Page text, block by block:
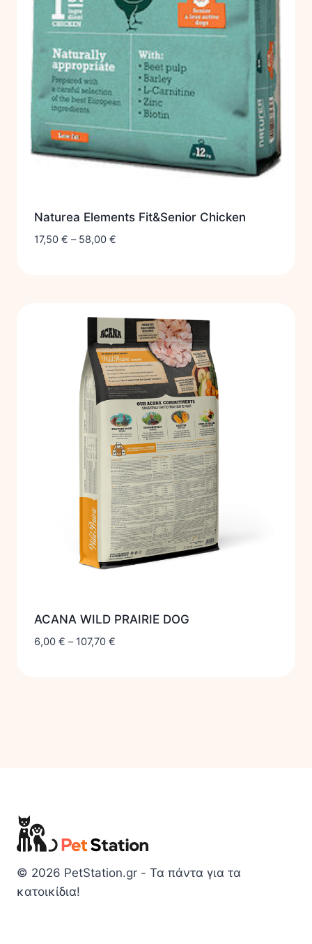
Naturea Elements Fit&Senior Chicken
17,50 € – 58,00 €
ACANA WILD PRAIRIE DOG
6,00 € – 107,70 €
© 2026 PetStation.gr - Τα πάντα για τα
κατοικίδια!